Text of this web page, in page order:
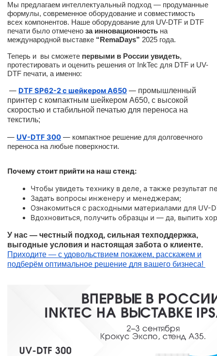
Мы предлагаем интеллектуальный подход — продуманные
формулы, современное оборудование и совместимость
всех компонентов. Наше оборудование для UV-DTF и DTF
печати было отмечено за инновационность на
международной выставке “RemaDays” 2025 года.
Теперь и вы сможете первыми в России увидеть,
протестировать и оценить решения от InkTec для DTF и UV-
DTF печати, а именно:
— DTF SP62-2 с шейкером A650 — промышленный
принтер с компактным шейкером А650, с высокой
скоростью и стабильной печатью для переноса на
текстиль;
— UV-DTF 300 — компактное решение для долговечного
переноса на любые поверхности.
Почему стоит прийти на наш стенд:
Чтобы увидеть технику в деле, а также результат
Задать вопросы инженеру и менеджерам;
Ознакомиться с расходными материалами для UV-
Вдохновиться, получить образцы и — да, выпить
У нас — честный подход, сильная техподдержка,
выгодные условия и настоящая забота о клиенте.
Приходите — с удовольствием покажем, расскажем и
подберём оптимальное решение для вашего бизнеса!